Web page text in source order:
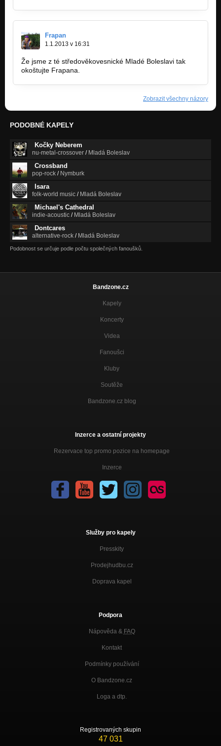
Frapan
1.1.2013 v 16:31
Že jsme z té středověkovesnické Mladé Boleslavi tak
okoštujte Frapana.
Zobrazit všechny názory
PODOBNÉ KAPELY
Kočky Neberem
nu-metal-crossover / Mladá Boleslav
Crossband
pop-rock / Nymburk
Isara
folk-world music / Mladá Boleslav
Michael's Cathedral
indie-acoustic / Mladá Boleslav
Dontcares
alternative-rock / Mladá Boleslav
Podobnost se určuje podle počtu společných fanoušků.
Bandzone.cz
Kapely
Koncerty
Videa
Fanoušci
Kluby
Soutěže
Bandzone.cz blog
Inzerce a ostatní projekty
Rezervace top promo pozice na homepage
Inzerce
Služby pro kapely
Presskity
Prodejhudbu.cz
Doprava kapel
Podpora
Nápověda & FAQ
Kontakt
Podmínky používání
O Bandzone.cz
Loga a dtp.
Registrovaných skupin
47 031